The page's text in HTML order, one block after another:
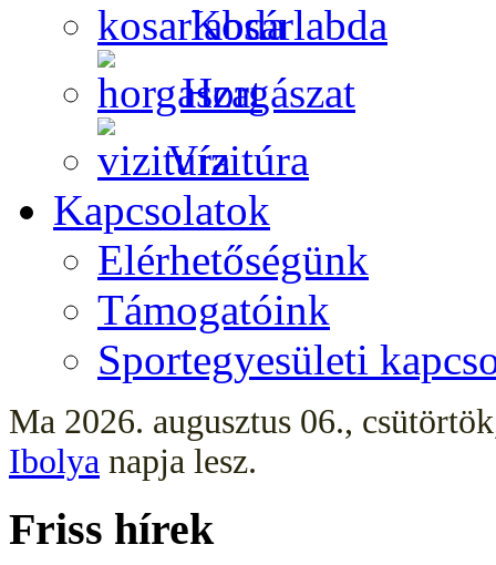
Kosárlabda
Horgászat
Vízitúra
Kapcsolatok
Elérhetőségünk
Támogatóink
Sportegyesületi
Ma 2026. augusztus 06.,
Ibolya napja lesz.
Friss hírek